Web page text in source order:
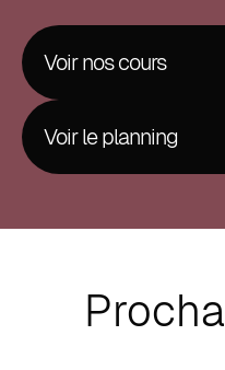
Voir nos cours
Voir le planning